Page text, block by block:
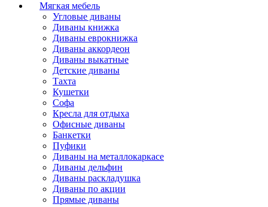
Мягкая мебель
Угловые диваны
Диваны книжка
Диваны еврокнижка
Диваны аккордеон
Диваны выкатные
Детские диваны
Тахта
Кушетки
Софа
Кресла для отдыха
Офисные диваны
Банкетки
Пуфики
Диваны на металлокаркасе
Диваны дельфин
Диваны раскладушка
Диваны по акции
Прямые диваны